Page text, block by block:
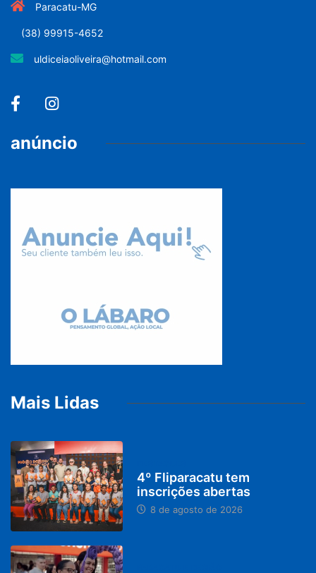
Paracatu-MG
(38) 99915-4652
uldiceiaoliveira@hotmail.com
anúncio
Mais Lidas
4º Fliparacatu tem
inscrições abertas
8 de agosto de 2026